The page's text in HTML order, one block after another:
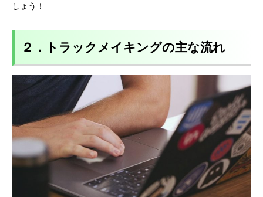
しょう！
２．トラックメイキングの主な流れ